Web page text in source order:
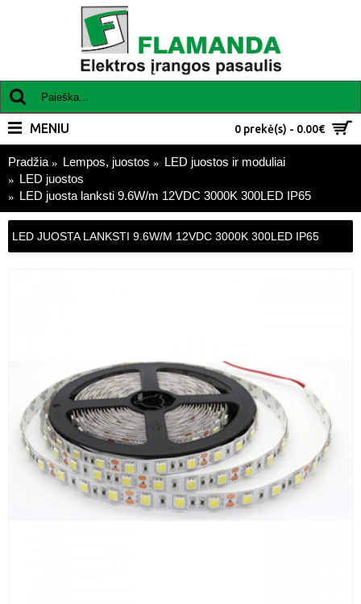
0 prekė(s) - 0.00€
MENIU
Pradžia Lempos, juostos
LED juostos ir moduliai
LED juostos
LED juosta lanksti 9.6W/m 12VDC 3000K 300LED IP65
LED JUOSTA LANKSTI 9.6W/M 12VDC 3000K 300LED IP65